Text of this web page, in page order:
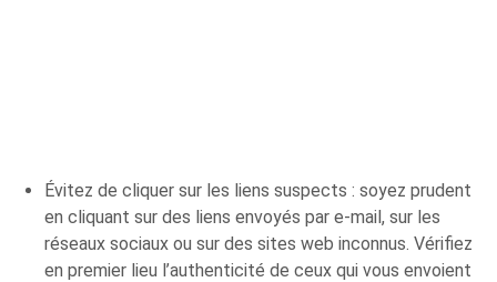
Évitez de cliquer sur les liens suspects : soyez prudent
en cliquant sur des liens envoyés par e-mail, sur les
réseaux sociaux ou sur des sites web inconnus. Vérifiez
en premier lieu l’authenticité de ceux qui vous envoient